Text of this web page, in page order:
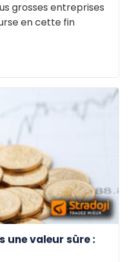
grosses entreprises
en cette fin
une valeur sûre :